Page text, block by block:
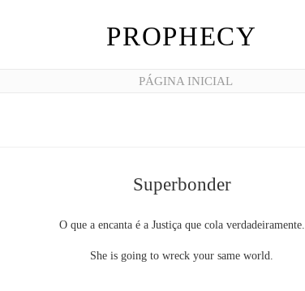
PROPHECY
PÁGINA INICIAL
Superbonder
O que a encanta é a Justiça que cola verdadeiramente.
She is going to wreck your same world.